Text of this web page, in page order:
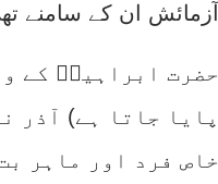
آزمائش ان کے سامنے
حضرت ابراہیمؑ کے
پایا جاتا ہے) آذر
خاص فرد اور ماہر